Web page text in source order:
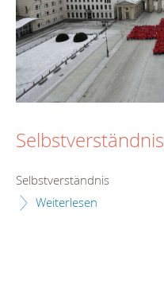
Selbstverständnis
Selbstverständnis
Weiterlesen